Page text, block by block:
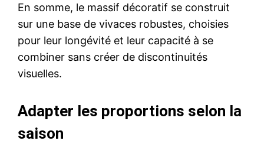
En somme, le massif décoratif se construit
sur une base de vivaces robustes, choisies
pour leur longévité et leur capacité à se
combiner sans créer de discontinuités
visuelles.
Adapter les proportions selon la
saison